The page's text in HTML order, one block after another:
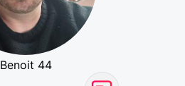
Benoit 44